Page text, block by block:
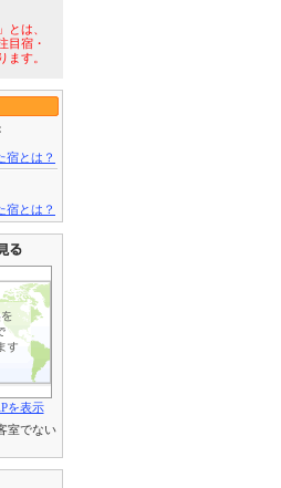
とは、
目宿・
ます。
宿とは？
宿とは？
を表示
室でない